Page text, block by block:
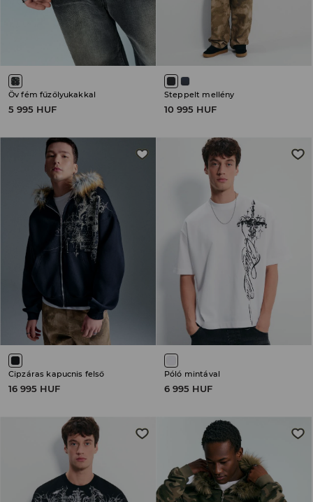
Öv fém fűzőlyukakkal
5 995 HUF
Steppelt mellény
10 995 HUF
Cipzáras kapucnis felső
16 995 HUF
Póló mintával
6 995 HUF